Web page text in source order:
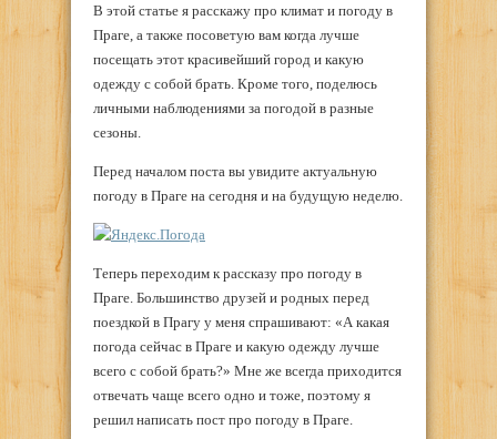
В этой статье я расскажу про климат и погоду в
Праге, а также посоветую вам когда лучше
посещать этот красивейший город и какую
одежду с собой брать. Кроме того, поделюсь
личными наблюдениями за погодой в разные
сезоны.
Перед началом поста вы увидите актуальную
погоду в Праге на сегодня и на будущую неделю.
Теперь переходим к рассказу про погоду в
Праге. Большинство друзей и родных перед
поездкой в Прагу у меня спрашивают: «А какая
погода сейчас в Праге и какую одежду лучше
всего с собой брать?» Мне же всегда приходится
отвечать чаще всего одно и тоже, поэтому я
решил написать пост про погоду в Праге.